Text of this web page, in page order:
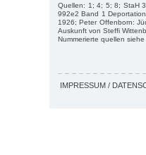
Quellen: 1; 4; 5; 8; StaH
992e2 Band 1
1926; Peter Offenborn:
Auskunft von Steffi
Nummerierte quellen
IMPRESSUM /